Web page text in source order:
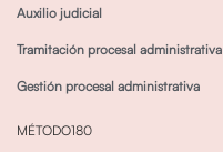
Auxilio judicial
Tramitación procesal administrativa
Gestión procesal administrativa
MÉTODO180